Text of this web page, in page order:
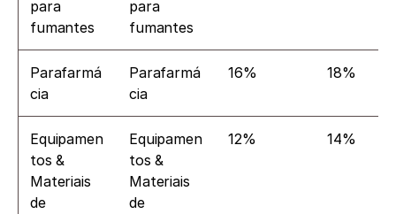
para
fumantes
para
fumantes
Parafarmá
cia
Parafarmá
cia
16% 18%
Equipamen
tos &
Materiais
de
Equipamen
tos &
Materiais
de
12% 14%